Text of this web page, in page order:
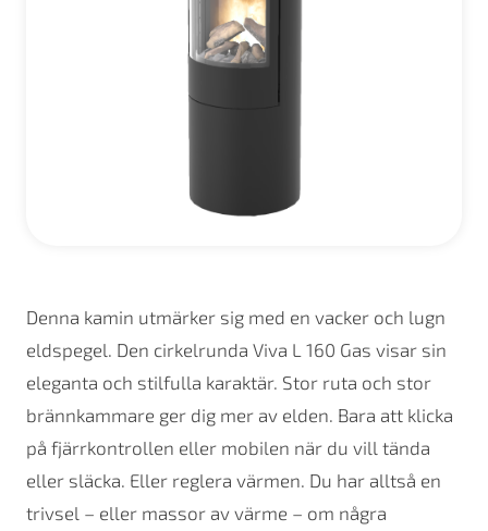
Denna kamin utmärker sig med en vacker och lugn
eldspegel. Den cirkelrunda Viva L 160 Gas visar sin
eleganta och stilfulla karaktär. Stor ruta och stor
brännkammare ger dig mer av elden. Bara att klicka
på fjärrkontrollen eller mobilen när du vill tända
eller släcka. Eller reglera värmen. Du har alltså en
trivsel – eller massor av värme – om några